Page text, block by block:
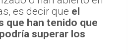
es decir que el
que han tenido que
superar los